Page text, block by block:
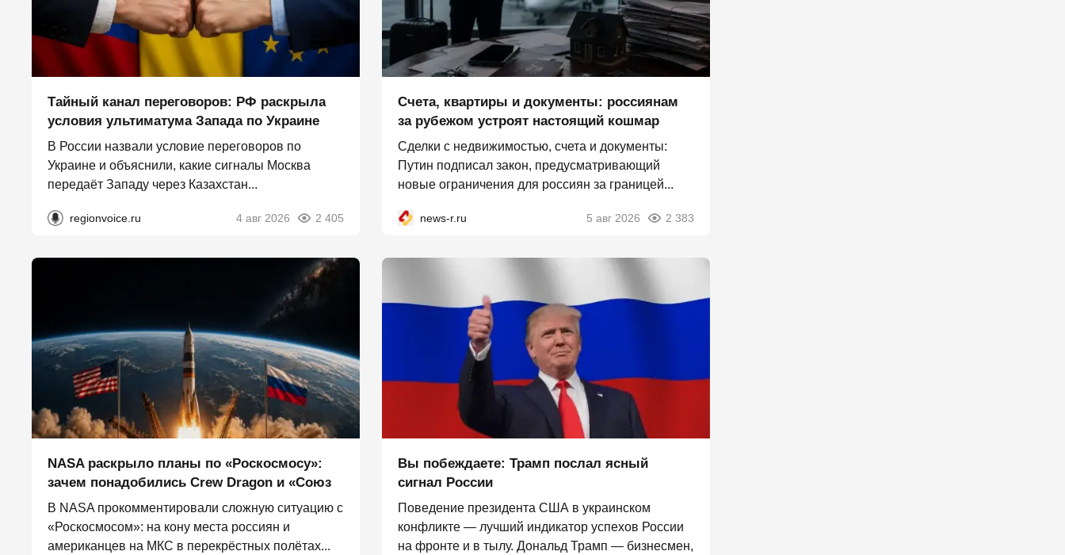
Тайный канал переговоров: РФ раскрыла
условия ультиматума Запада по Украине
В России назвали условие переговоров по
Украине и объяснили, какие сигналы Москва
передаёт Западу через Казахстан...
regionvoice.ru 4 авг 2026 2 405
Счета, квартиры и документы: россиянам
за рубежом устроят настоящий кошмар
Сделки с недвижимостью, счета и документы:
Путин подписал закон, предусматривающий
новые ограничения для россиян за границей...
news-r.ru 5 авг 2026 2 383
NASA раскрыло планы по «Роскосмосу»:
зачем понадобились Crew Dragon и «Союз
В NASA прокомментировали сложную ситуацию с
«Роскосмосом»: на кону места россиян и
американцев на МКС в перекрёстных полётах...
Вы побеждаете: Трамп послал ясный
сигнал России
Поведение президента США в украинском
конфликте — лучший индикатор успехов России
на фронте и в тылу. Дональд Трамп — бизнесмен,